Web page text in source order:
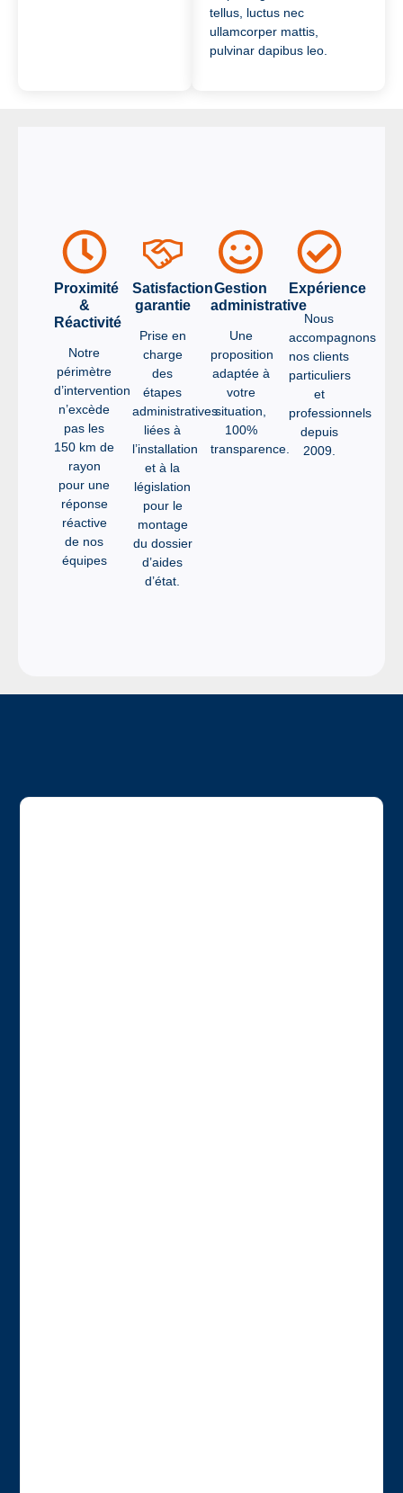
tellus, luctus nec
ullamcorper mattis,
pulvinar dapibus leo.
Proximité
&
Réactivité
Notre
périmètre
d’intervention
n’excède
pas les
150 km de
rayon
pour une
réponse
réactive
de nos
équipes
Satisfaction
garantie
Prise en
charge
des
étapes
administratives
liées à
l’installation
et à la
législation
pour le
montage
du dossier
d’aides
d’état.
Gestion
administrative
Une
proposition
adaptée à
votre
situation,
100%
transparence.
Expérience
Nous
accompagnons
nos clients
particuliers
et
professionnels
depuis
2009.